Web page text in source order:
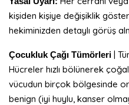
kişiden kişiye değişiklik
hekiminizden detaylı görüş
Çocukluk Çağı Tümörleri |
Hücreler hızlı bölünerek
vücudun birçok bölgesinde
benign (iyi huylu, kanser